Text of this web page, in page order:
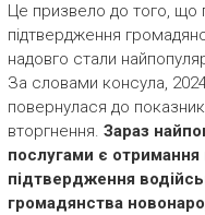
Це призвело до того, що
підтвердження
надовго стали
За словами консула,
повернулася до
вторгнення. Зараз
послугами є отримання
підтвердження
громадянства